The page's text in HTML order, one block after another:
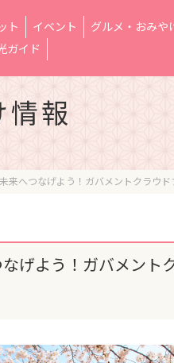
ト イベント グルメ・おみや
ガイド
報
来へつなげよう！ガバメントクラウ
げよう！ガバメント